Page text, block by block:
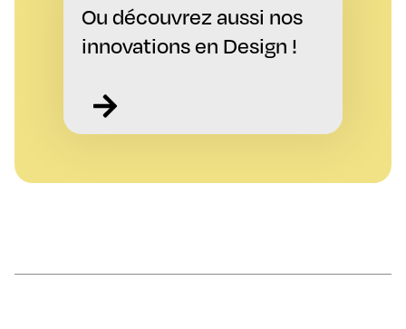
Ou découvrez aussi nos
innovations en Design !